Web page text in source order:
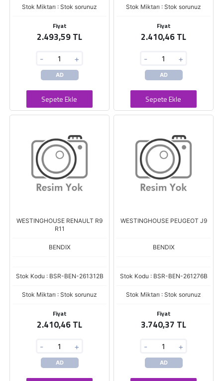
Stok Miktarı : Stok sorunuz
Fiyat
2.493,59 TL
- +
AD
Sepete Ekle
Stok Miktarı : Stok sorunuz
Fiyat
2.410,46 TL
- +
AD
Sepete Ekle
WESTINGHOUSE RENAULT R9
R11
BENDIX
Stok Kodu : BSR-BEN-261312B
Stok Miktarı : Stok sorunuz
Fiyat
2.410,46 TL
- +
AD
WESTINGHOUSE PEUGEOT J9
BENDIX
Stok Kodu : BSR-BEN-261276B
Stok Miktarı : Stok sorunuz
Fiyat
3.740,37 TL
- +
AD